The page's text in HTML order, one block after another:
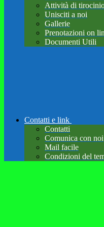
Attività di
Unisciti a noi
Gallerie
Prenotazioni on
Documenti Utili
Contatti e link
Contatti
Comunica con noi
Mail facile
Condizioni del